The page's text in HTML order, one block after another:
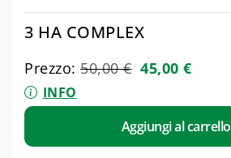
3 HA COMPLEX
Prezzo: 50,00€ 45,00 €
INFO
Aggiungi al carrello